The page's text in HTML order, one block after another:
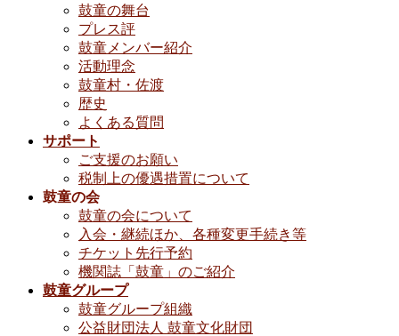
鼓童の舞台
プレス評
鼓童メンバー紹介
活動理念
鼓童村・佐渡
歴史
よくある質問
サポート
ご支援のお願い
税制上の優遇措置について
鼓童の会
鼓童の会について
入会・継続ほか、各種変更手続き等
チケット先行予約
機関誌「鼓童」のご紹介
鼓童グループ
鼓童グループ組織
公益財団法人 鼓童文化財団